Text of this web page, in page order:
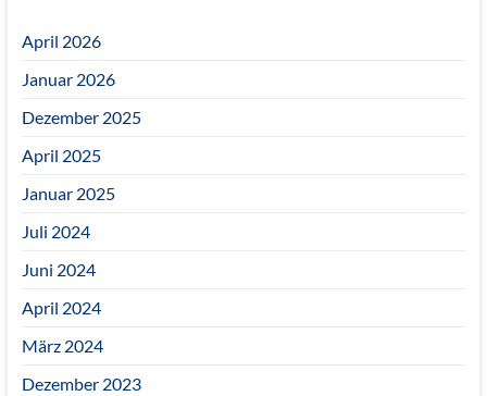
April 2026
Januar 2026
Dezember 2025
April 2025
Januar 2025
Juli 2024
Juni 2024
April 2024
März 2024
Dezember 2023